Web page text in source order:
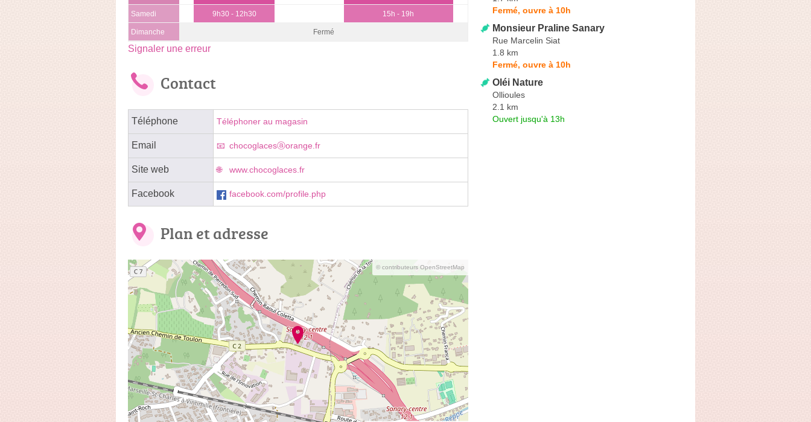
Samedi 9h30 - 12h30 15h - 19h
Dimanche Fermé
Signaler une erreur
Contact
Téléphone Téléphoner au magasin
Email chocoglacesⓐorange.fr
Site web www.chocoglaces.fr
Facebook facebook.com/profile.php
Plan et adresse
© contributeurs OpenStreetMap
Fermé, ouvre à 10h
Monsieur Praline Sanary
Rue Marcelin Siat
1.8 km
Fermé, ouvre à 10h
Oléi Nature
Ollioules
2.1 km
Ouvert jusqu'à 13h